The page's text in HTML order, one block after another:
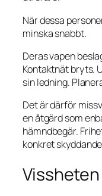
När dessa
minska snabbt.
Deras vapen
Kontaktnät bryts.
sin ledning.
Det är därför
en åtgärd som
hämndbegär.
konkret